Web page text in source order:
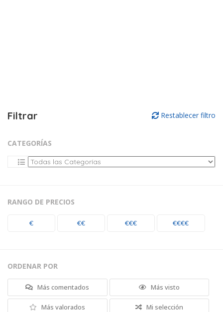
Filtrar Restablecer filtro
CATEGORÍAS
RANGO DE PRECIOS
€ €€ €€€ €€€€
ORDENAR POR
Más comentados Más visto
Más valorados Mi selección